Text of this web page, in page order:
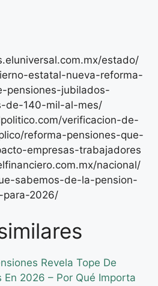
estado/
estatal-nueva-reforma-
pensiones-jubilados-
de-140-mil-al-mes/
verificacion-de-
reforma-pensiones-que-
empresas-trabajadores
nacional/
sabemos-de-la-pension-
para-2026/
Revela Tope De
2026 – Por Qué Importa